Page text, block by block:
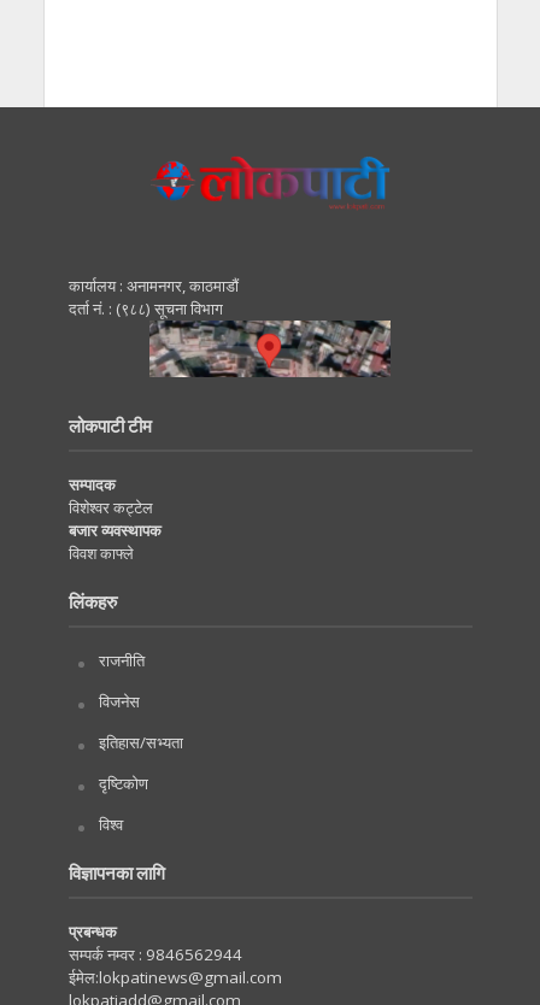
कार्यालय : अनामनगर, काठमाडाैं
दर्ता नं. : (९८८) सूचना विभाग
लोकपाटी टीम
सम्पादक
विशेश्वर कट्टेल
बजार व्यवस्थापक
विवश काफ्ले
लिंकहरु
राजनीति
विजनेस
इतिहास/सभ्यता
दृष्टिकोण
विश्व
विज्ञापनका लागि
प्रबन्धक
सम्पर्क नम्वर : 9846562944
ईमेल:lokpatinews@gmail.com
lokpatiadd@gmail.com